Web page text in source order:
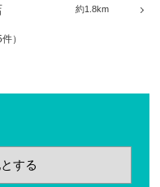
約1.8km
）
する